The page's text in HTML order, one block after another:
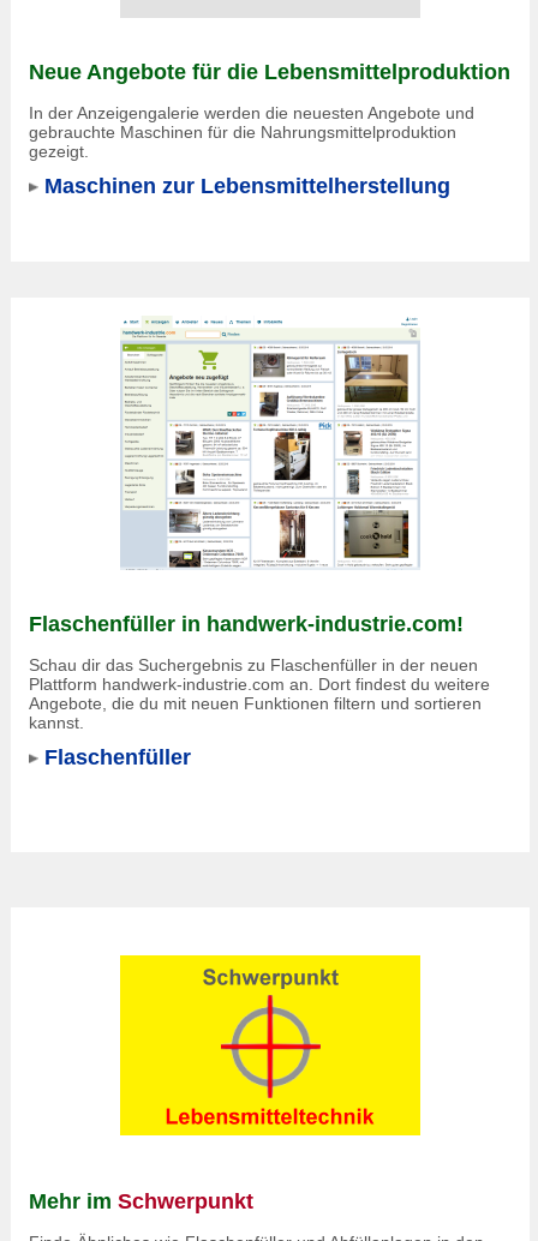
Neue Angebote für die Lebensmittelproduktion
In der Anzeigengalerie werden die neuesten Angebote und
gebrauchte Maschinen für die Nahrungsmittelproduktion
gezeigt.
Maschinen zur Lebensmittelherstellung
Flaschenfüller in handwerk-industrie.com!
Schau dir das Suchergebnis zu Flaschenfüller in der neuen
Plattform handwerk-industrie.com an. Dort findest du weitere
Angebote, die du mit neuen Funktionen filtern und sortieren
kannst.
Flaschenfüller
Mehr im Schwerpunkt